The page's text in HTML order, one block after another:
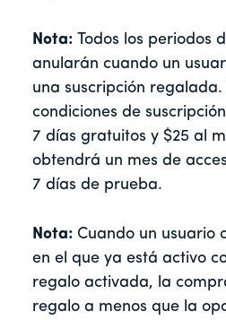
Nota: Todos los periodos
anularán cuando un
una suscripción
condiciones de
7 días gratuitos y $25 al
obtendrá un mes de
7 días de prueba.
Nota: Cuando un usuario
en el que ya está activo
regalo activada, la
regalo a menos que la